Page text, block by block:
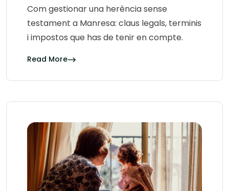
Com gestionar una herència sense
testament a Manresa: claus legals, terminis
i impostos que has de tenir en compte.
Read More